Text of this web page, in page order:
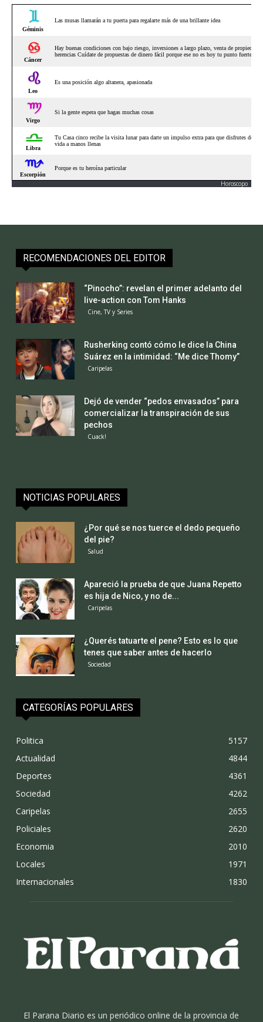
Horoscopo
RECOMENDACIONES DEL EDITOR
“Pinocho”: revelan el primer adelanto del
live-action con Tom Hanks
Cine, TV y Series
Rusherking contó cómo le dice la China
Suárez en la intimidad: “Me dice Thomy”
Caripelas
Dejó de vender “pedos envasados” para
comercializar la transpiración de sus
pechos
Cuack!
NOTICIAS POPULARES
¿Por qué se nos tuerce el dedo pequeño
del pie?
Salud
Apareció la prueba de que Juana Repetto
es hija de Nico, y no de...
Caripelas
¿Querés tatuarte el pene? Esto es lo que
tenes que saber antes de hacerlo
Sociedad
CATEGORÍAS POPULARES
Politica
5157
Actualidad
4844
Deportes
4361
Sociedad
4262
Caripelas
2655
Policiales
2620
Economia
2010
Locales
1971
Internacionales
1830
El Parana Diario es un periódico online de la provincia de